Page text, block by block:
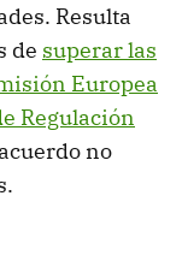
Resulta
de superar las
Europea
Regulación
no